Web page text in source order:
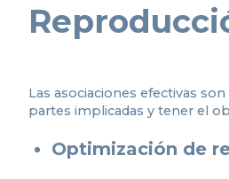
Las asociaciones efectivas
partes implicadas y tener el
Optimización de